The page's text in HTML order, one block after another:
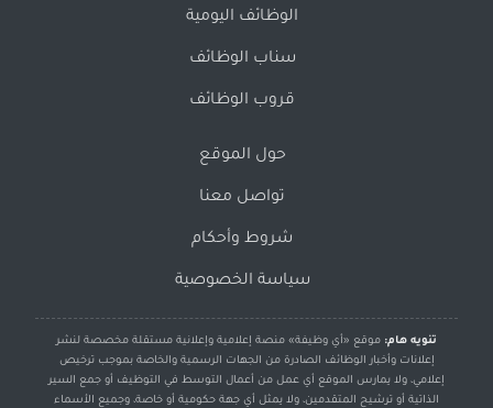
الوظائف اليومية
سناب الوظائف
قروب الوظائف
حول الموقع
تواصل معنا
شروط وأحكام
سياسة الخصوصية
تنويه هام: موقع «أي وظيفة» منصة إعلامية وإعلانية مستقلة مخصصة لنشر
إعلانات وأخبار الوظائف الصادرة من الجهات الرسمية والخاصة بموجب ترخيص
إعلامي، ولا يمارس الموقع أي عمل من أعمال التوسط في التوظيف أو جمع السير
الذاتية أو ترشيح المتقدمين، ولا يمثل أي جهة حكومية أو خاصة، وجميع الأسماء